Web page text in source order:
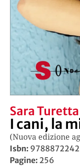
Sara Turetta
I cani, la
(Nuova edizione
Isbn:
Pagine: 256